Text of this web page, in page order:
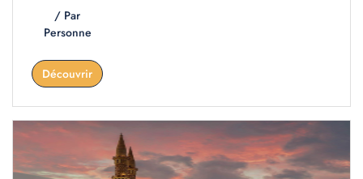
/ Par
Personne
Découvrir